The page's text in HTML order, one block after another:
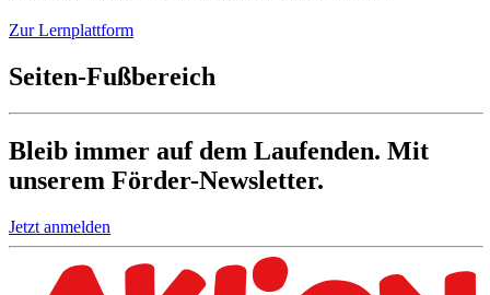
Zur Lernplattform
Seiten-Fußbereich
Bleib immer auf dem Laufenden. Mit
unserem Förder-Newsletter.
Jetzt anmelden